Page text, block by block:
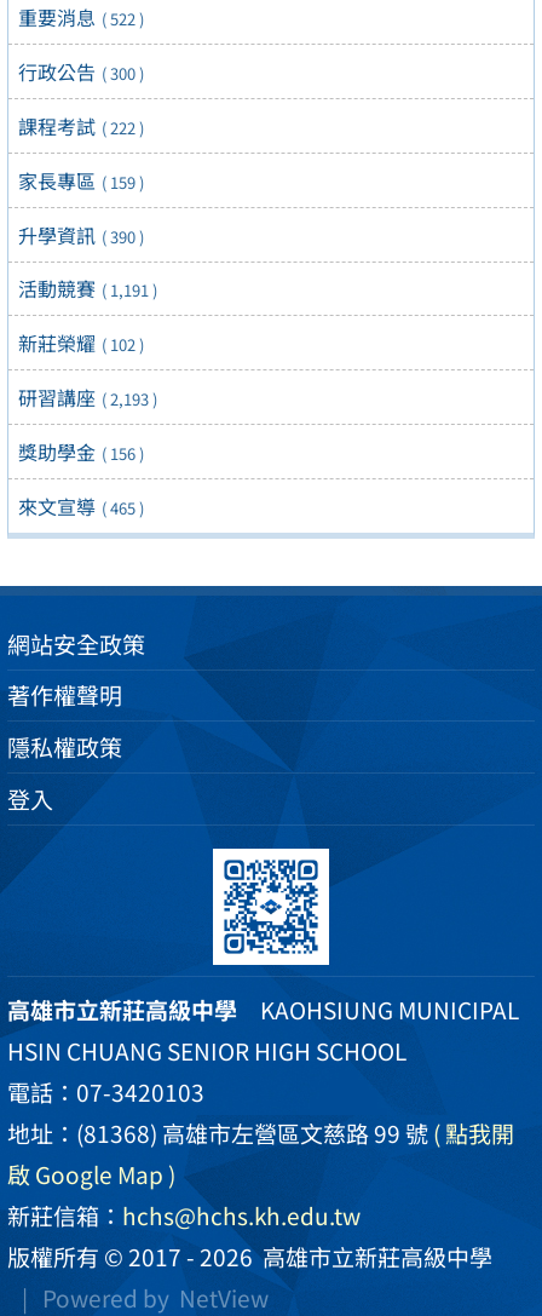
重要消息 ( 522 )
行政公告 ( 300 )
課程考試 ( 222 )
家長專區 ( 159 )
升學資訊 ( 390 )
活動競賽 ( 1,191 )
新莊榮耀 ( 102 )
研習講座 ( 2,193 )
獎助學金 ( 156 )
來文宣導 ( 465 )
網站安全政策
著作權聲明
隱私權政策
登入
高雄市立新莊高級中學 KAOHSIUNG MUNICIPAL
HSIN CHUANG SENIOR HIGH SCHOOL
電話：07-3420103
地址：(81368) 高雄市左營區文慈路 99 號( 點我開
啟 Google Map )
新莊信箱： hchs@hchs.kh.edu.tw
版權所有 © 2017 - 2026高雄市立新莊高級中學
| Powered by NetView